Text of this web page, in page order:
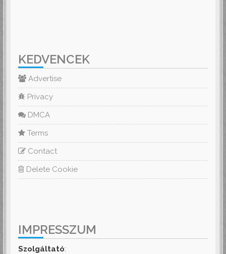
KEDVENCEK
Advertise
Privacy
DMCA
Terms
Contact
Delete Cookie
IMPRESSZUM
Szolgáltató: